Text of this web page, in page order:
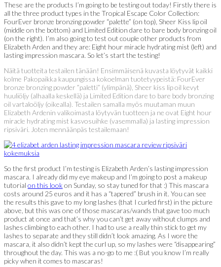
These are the products I’m going to be testing out today! Firstly there is
all the three product types in the Tropical Escape Color Collection:
FourEver bronze bronzing powder “palette” (on top), Sheer Kiss lip oil
(middle on the bottom) and Limited Edition dare to bare body bronzing oil
(on the right). I’m also going to test out couple other products from
Elizabeth Arden and they are: Eight hour miracle hydrating mist (left) and
lasting impression mascara. So let’s start the testing!
Näitä tuotteita testailen tänään! Ensimmäisenä kuvasta löytyvät kaikki
kolme Pakopaikka kaupungissa kokoelman tuotetyypeistä: FourEver
bronze bronzing powder ”paletti” (ylimpänä), Sheer kiss lip oil kevyt
huuliöljy (alhaalla keskellä) ja Limited Edition dare to bare body bronzing
oil vartaloöljy (oikealla). Testailen samalla myös muutaman muun
Elizabeth Ardenin valikoimasta löytyvän tuotteen ja ne ovat Eight hour
miracle hydrating mist kasvosuihke (vasemmalla) ja lasting impression
ripsiväri. Joten mennäänpäs testailemaan!
So the first product I’m testing is Elizabeth Arden’s lasting impression
mascara. I already did my eye makeup and I’m going to post a makeup
tutorial on this look on Sunday, so stay tuned for that :) This mascara
costs around 25 euros and it has a “tapered” brush in it. You can see
the results this gave to my long lashes (that I curled first) in the picture
above, but this was one of those mascaras/wands that gave too much
product at once and that’s why you can’t get away without clumps and
lashes climbing to each other. I had to use a really thin stick to get my
lashes to separate and they still didn’t look amazing. As I wore the
mascara, it also didn’t kept the curl up, so my lashes were “disappearing”
throughout the day. This was a no-go to me :( But you know I’m really
picky when it comes to mascaras!